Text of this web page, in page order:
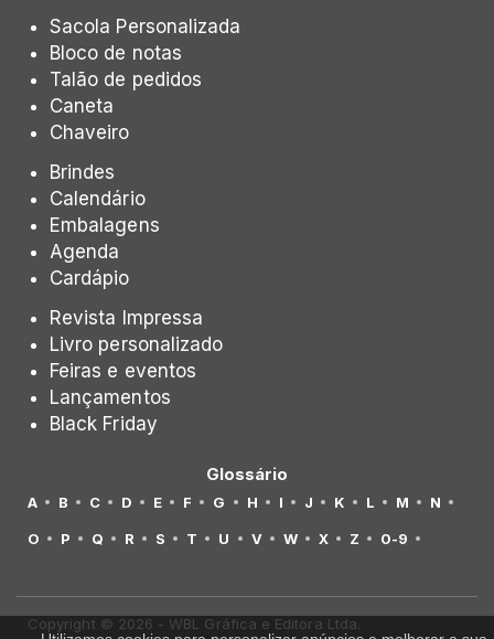
Sacola Personalizada
Bloco de notas
Talão de pedidos
Caneta
Chaveiro
Brindes
Calendário
Embalagens
Agenda
Cardápio
Revista Impressa
Livro personalizado
Feiras e eventos
Lançamentos
Black Friday
Glossário
A B C D E F G H I J K L M N
O P Q R S T U V W X Z 0-9
Copyright © 2026 - WBL Gráfica e Editora Ltda.